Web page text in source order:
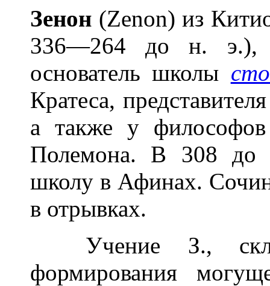
Зенон (Zenon) из
336—264 до н. э.),
основатель школы
Кратеса,
а также у
Полемона. В 308 до
школу в Афинах.
в отрывках.
Учение З.,
формирования